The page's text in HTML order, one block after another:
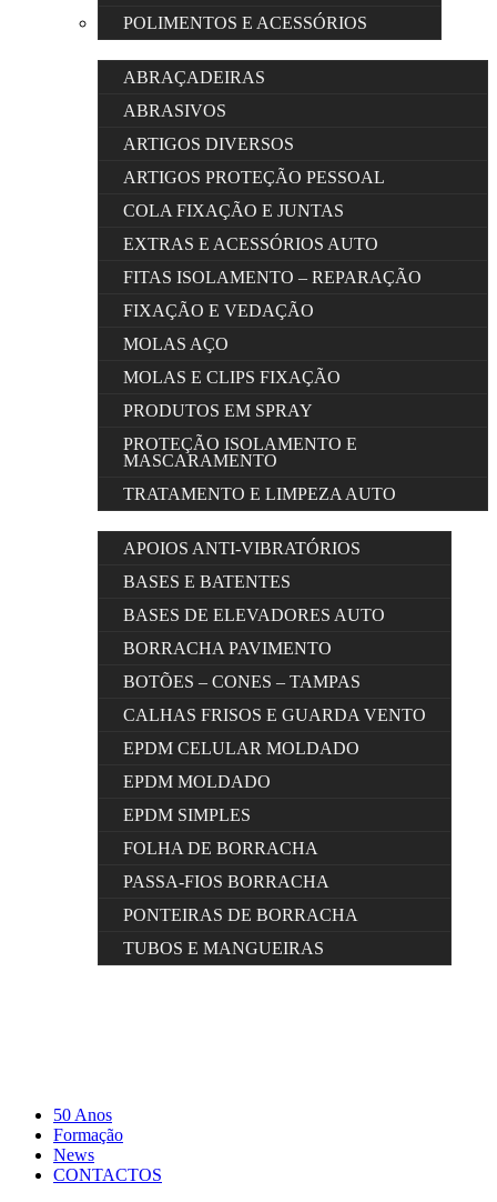
POLIMENTOS E ACESSÓRIOS
ABRAÇADEIRAS
ABRASIVOS
ARTIGOS DIVERSOS
ARTIGOS PROTEÇÃO PESSOAL
COLA FIXAÇÃO E JUNTAS
EXTRAS E ACESSÓRIOS AUTO
FITAS ISOLAMENTO – REPARAÇÃO
FIXAÇÃO E VEDAÇÃO
MOLAS AÇO
MOLAS E CLIPS FIXAÇÃO
PRODUTOS EM SPRAY
PROTEÇÃO ISOLAMENTO E
MASCARAMENTO
TRATAMENTO E LIMPEZA AUTO
APOIOS ANTI-VIBRATÓRIOS
BASES E BATENTES
BASES DE ELEVADORES AUTO
BORRACHA PAVIMENTO
BOTÕES – CONES – TAMPAS
CALHAS FRISOS E GUARDA VENTO
EPDM CELULAR MOLDADO
EPDM MOLDADO
EPDM SIMPLES
FOLHA DE BORRACHA
PASSA-FIOS BORRACHA
PONTEIRAS DE BORRACHA
TUBOS E MANGUEIRAS
50 Anos
Formação
News
CONTACTOS